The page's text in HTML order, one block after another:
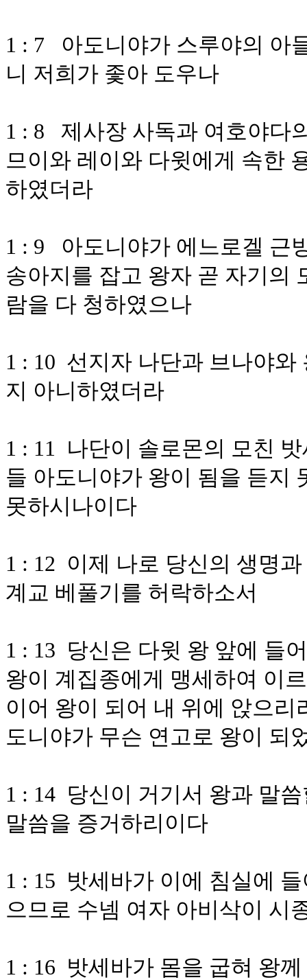
1 : 7 아도니야가 스루야의 아
니 저희가 좇아 도우나
1 : 8 제사장 사독과 여호야다
므이와 레이와 다윗에게 속한
하였더라
1 : 9 아도니야가 에느로겔 근
송아지를 잡고 왕자 곧 자기의
람을 다 청하였으나
1 : 10 선지자 나단과 브나야
지 아니하였더라
1 : 11 나단이 솔로몬의 모친
들 아도니야가 왕이 됨을 듣지
못하시나이다
1 : 12 이제 나로 당신의 생명
계교 베풀기를 허락하소서
1 : 13 당신은 다윗 왕 앞에 들
왕이 계집종에게 맹세하여 이
이어 왕이 되어 내 위에 앉으
도니야가 무슨 연고로 왕이 되
1 : 14 당신이 거기서 왕과 말
말씀을 증거하리이다
1 : 15 밧세바가 이에 침실에
으므로 수넴 여자 아비삭이 시
1 : 16 밧세바가 몸을 굽혀 왕